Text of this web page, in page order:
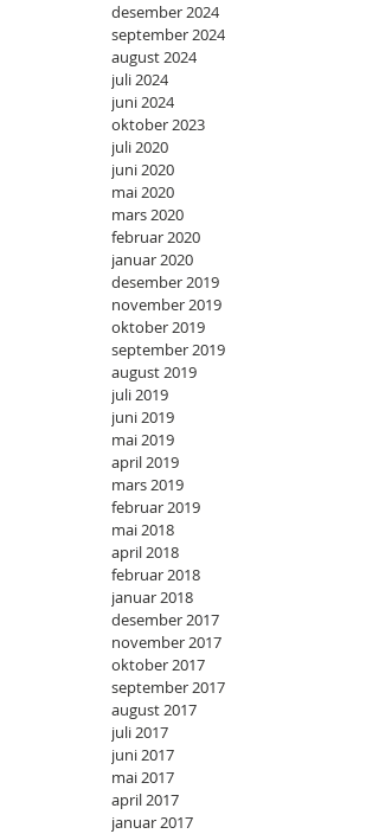
desember 2024
september 2024
august 2024
juli 2024
juni 2024
oktober 2023
juli 2020
juni 2020
mai 2020
mars 2020
februar 2020
januar 2020
desember 2019
november 2019
oktober 2019
september 2019
august 2019
juli 2019
juni 2019
mai 2019
april 2019
mars 2019
februar 2019
mai 2018
april 2018
februar 2018
januar 2018
desember 2017
november 2017
oktober 2017
september 2017
august 2017
juli 2017
juni 2017
mai 2017
april 2017
januar 2017